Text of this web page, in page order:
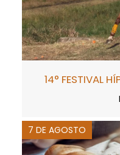
14° FESTIVAL
7 DE AGOSTO